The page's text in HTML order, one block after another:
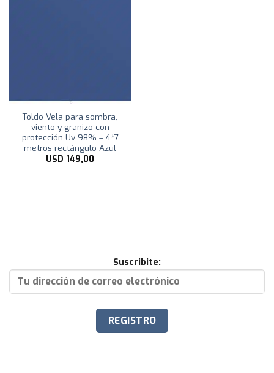
Toldo Vela para sombra,
viento y granizo con
protección Uv 98% – 4*7
metros rectángulo Azul
USD 149,00
Suscribite: